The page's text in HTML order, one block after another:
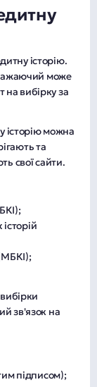
історію.
може
на вибірку за
історію можна
та
свої сайти.
зв'язок на
підписом);